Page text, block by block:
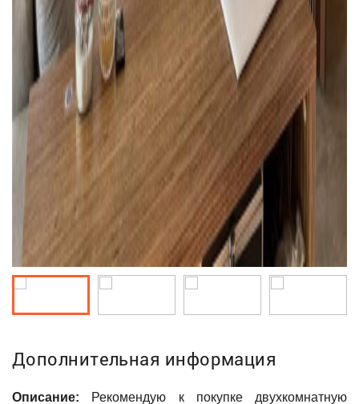
Дополнительная информация
Описание: Рекомендую к покупке двухкомнатную